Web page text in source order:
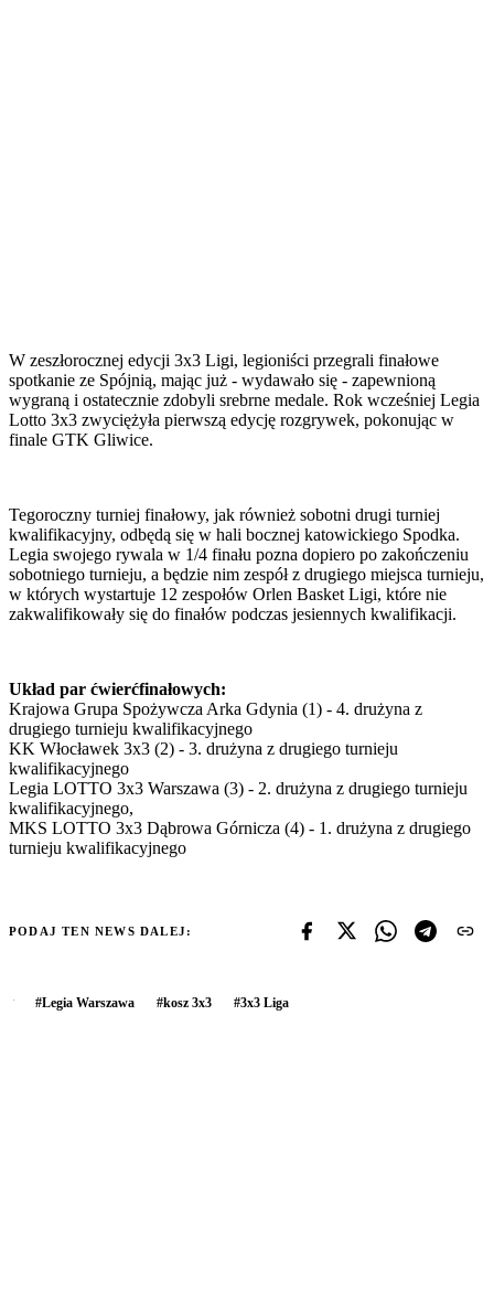
W zeszłorocznej edycji 3x3 Ligi, legioniści przegrali finałowe
spotkanie ze Spójnią, mając już - wydawało się - zapewnioną
wygraną i ostatecznie zdobyli srebrne medale. Rok wcześniej Legia
Lotto 3x3 zwyciężyła pierwszą edycję rozgrywek, pokonując w
finale GTK Gliwice.
Tegoroczny turniej finałowy, jak również sobotni drugi turniej
kwalifikacyjny, odbędą się w hali bocznej katowickiego Spodka.
Legia swojego rywala w 1/4 finału pozna dopiero po zakończeniu
sobotniego turnieju, a będzie nim zespół z drugiego miejsca turnieju,
w których wystartuje 12 zespołów Orlen Basket Ligi, które nie
zakwalifikowały się do finałów podczas jesiennych kwalifikacji.
Układ par ćwierćfinałowych:
Krajowa Grupa Spożywcza Arka Gdynia (1) - 4. drużyna z
drugiego turnieju kwalifikacyjnego
KK Włocławek 3x3 (2) - 3. drużyna z drugiego turnieju
kwalifikacyjnego
Legia LOTTO 3x3 Warszawa (3) - 2. drużyna z drugiego turnieju
kwalifikacyjnego,
MKS LOTTO 3x3 Dąbrowa Górnicza (4) - 1. drużyna z drugiego
turnieju kwalifikacyjnego
PODAJ TEN NEWS DALEJ:
#Legia Warszawa #kosz 3x3 #3x3 Liga